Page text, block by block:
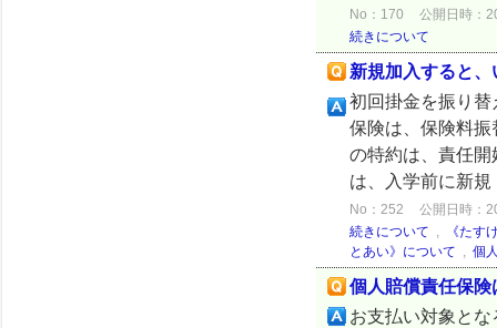
No：170
公開日時：
続きについて
新規加入すると
初回掛金を振り
保険は、保険料
の特約は、責任
は、入学前に新
No：252
公開日時：
続きについて ,
《たす
とあい》について , 個
個人賠償責任保
お支払い対象と